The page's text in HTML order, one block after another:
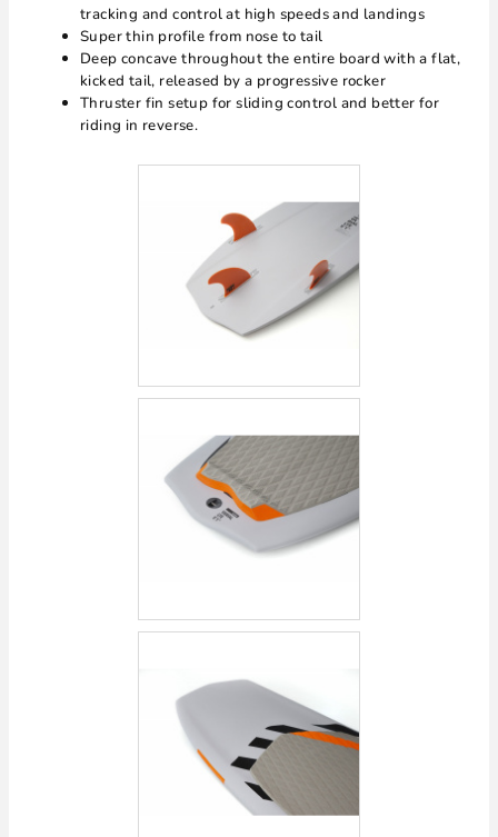
tracking and control at high speeds and landings
Super thin profile from nose to tail
Deep concave throughout the entire board with a flat,
kicked tail, released by a progressive rocker
Thruster fin setup for sliding control and better for
riding in reverse.